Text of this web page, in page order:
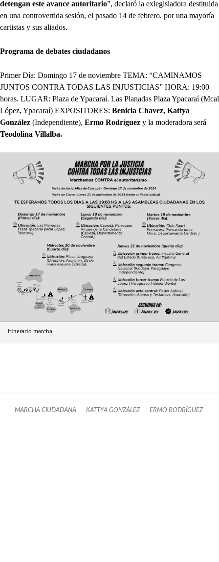
detengan este avance autoritario”, declaró la exlegisladora destituida
en una controvertida sesión, el pasado 14 de febrero, por una mayoría
cartistas y sus aliados.
Programa de debates ciudadanos
Primer Día: Domingo 17 de noviembre TEMA: “CAMINAMOS
JUNTOS CONTRA TODAS LAS INJUSTICIAS” HORA: 19:00
horas. LUGAR: Plaza de Ypacaraí. Las Planadas Plaza Ypacaraí (Mcal
López, Ypacaraí) EXPOSITORES: Benicia Chavez, Kattya
González (Independiente), Ermo Rodríguez y la moderadora será
Teodolina Villalba.
Itinerario marcha
MARCHA CIUDADANA KATTYA GONZÁLEZ ERMO RODRÍGUEZ